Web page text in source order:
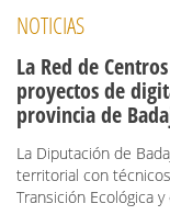
NOTICIAS
La Red de
proyectos de
provincia de
La Diputación de
territorial con
Transición Ecológica